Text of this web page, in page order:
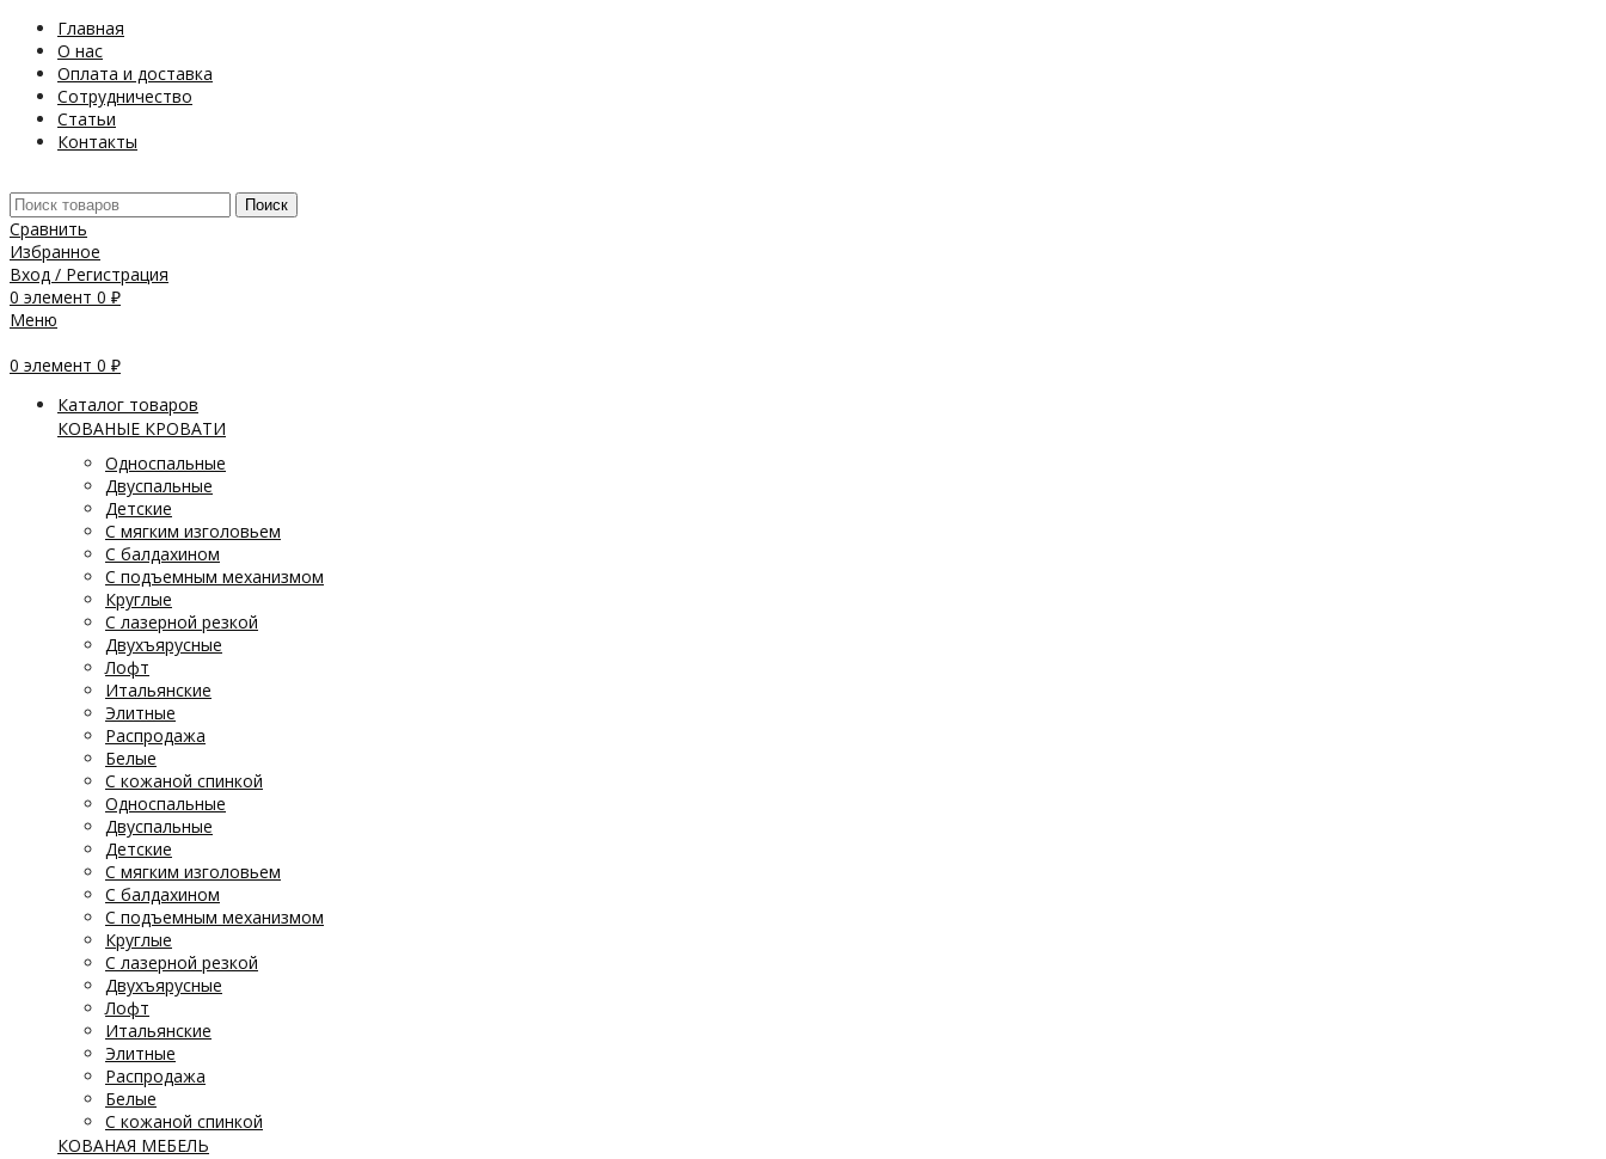
Главная
О нас
Оплата и доставка
Сотрудничество
Статьи
Контакты
Поиск
Сравнить
Избранное
Вход / Регистрация
0 элемент 0 ₽
Меню
0 элемент 0 ₽
Каталог товаров
КОВАНЫЕ КРОВАТИ
Односпальные
Двуспальные
Детские
С мягким изголовьем
С балдахином
С подъемным механизмом
Круглые
С лазерной резкой
Двухъярусные
Лофт
Итальянские
Элитные
Распродажа
Белые
С кожаной спинкой
Односпальные
Двуспальные
Детские
С мягким изголовьем
С балдахином
С подъемным механизмом
Круглые
С лазерной резкой
Двухъярусные
Лофт
Итальянские
Элитные
Распродажа
Белые
С кожаной спинкой
КОВАНАЯ МЕБЕЛЬ